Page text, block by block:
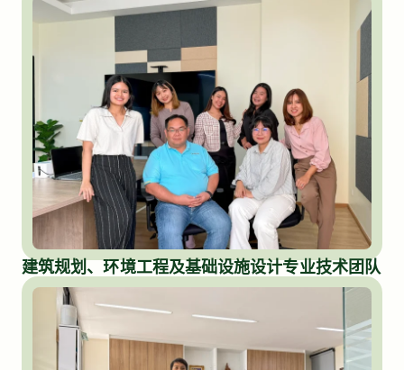
建筑规划、环境工程及基础设施设计专业技术团队